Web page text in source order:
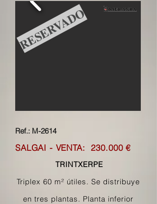
RESERVADO
Ref.: M-2614
SALGAI - VENTA: 230.000 €
TRINTXERPE
Triplex 60 m² útiles. Se distribuye
en tres plantas. Planta inferior